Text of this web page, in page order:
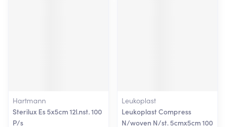
Hartmann
Sterilux Es 5x5cm 12l.nst. 100
P/s
Leukoplast
Leukoplast Compress
N/woven N/st. 5cmx5cm 100